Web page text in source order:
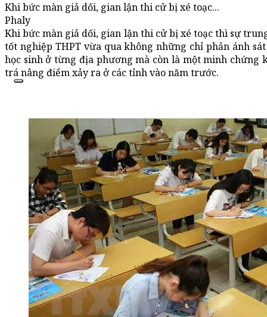
Khi bức màn giả dối, gian lận thi cử bị xé toạc...
Phaly
Khi bức màn giả dối, gian lận thi cử bị xé toạc thì sự
tốt nghiệp THPT vừa qua không những chỉ phản ánh
học sinh ở từng địa phương mà còn là một minh chứng
trá nâng điểm xảy ra ở các tỉnh vào năm trước.